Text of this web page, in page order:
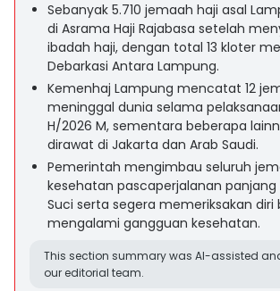
Sebanyak 5.710 jemaah haji asal
di Asrama Haji Rajabasa setelah
ibadah haji, dengan total 13 kloter
Debarkasi Antara Lampung.
Kemenhaj Lampung mencatat 12
meninggal dunia selama
H/2026 M, sementara beberapa
dirawat di Jakarta dan Arab Saudi.
Pemerintah mengimbau seluruh
kesehatan pascaperjalanan panjang
Suci serta segera memeriksakan diri
mengalami gangguan kesehatan.
This section summary was AI-assisted
our editorial team.